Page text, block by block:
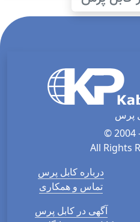
پرس
© 2004
All Rights
درباره کابل پرس
تماس و همکاری
آگهی در کابل پرس